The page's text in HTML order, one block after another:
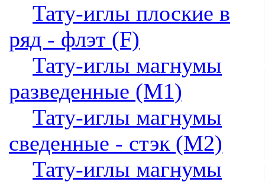
Тату-иглы плоские в
ряд - флэт (F)
Тату-иглы магнумы
разведенные (M1)
Тату-иглы магнумы
сведенные - стэк (M2)
Тату-иглы магнумы